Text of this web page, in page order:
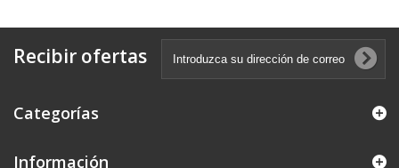
Recibir ofertas
Categorías
Información